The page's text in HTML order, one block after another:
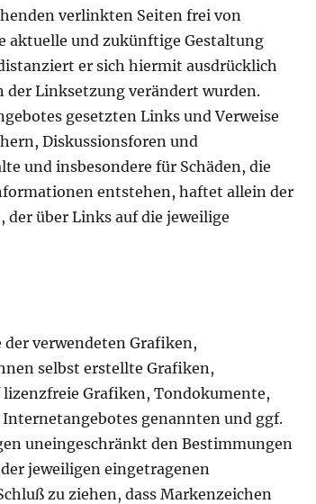
verlinkten Seiten frei von
aktuelle und zukünftige Gestaltung
er sich hiermit ausdrücklich
Linksetzung verändert wurden.
gesetzten Links und Verweise
Diskussionsforen und
und insbesondere für Schäden, die
entstehen, haftet allein der
der über Links auf die jeweilige
verwendeten Grafiken,
selbst erstellte Grafiken,
Grafiken, Tondokumente,
genannten und ggf.
uneingeschränkt den Bestimmungen
jeweiligen eingetragenen
zu ziehen, dass Markenzeichen